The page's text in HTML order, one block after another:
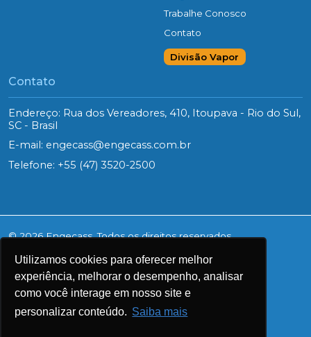
Utilizamos cookies para oferecer melhor
experiência, melhorar o desempenho, analisar
como você interage em nosso site e
personalizar conteúdo. Saiba mais
Trabalhe Conosco
Contato
Divisão Vapor
Contato
Endereço: Rua dos Vereadores, 410, Itoupava - Rio do Sul,
SC - Brasil
E-mail: engecass@engecass.com.br
Telefone: +55 (47) 3520-2500
© 2026 Engecass. Todos os direitos reservados.
Aviso de privacidade
Política de cookies
LGPD